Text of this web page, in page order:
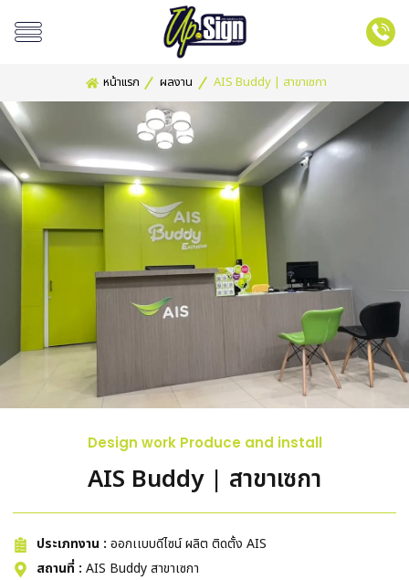
หน้าเเรก ผลงาน AIS Buddy | สาขาเซกา
Design work Produce and install
AIS Buddy | สาขาเซกา
ประเภทงาน :ออกเเบบดีไซน์ ผลิต ติดตั้ง AIS
สถานที่ :AIS Buddy สาขาเซกา